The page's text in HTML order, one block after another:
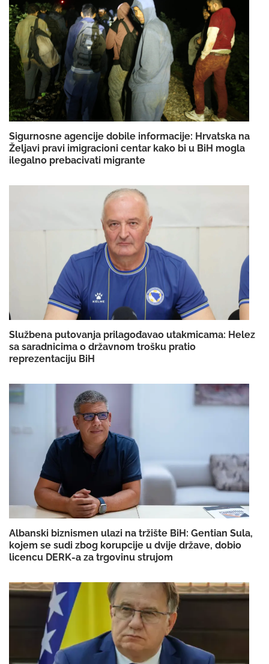
Sigurnosne agencije dobile informacije: Hrvatska na
Željavi pravi imigracioni centar kako bi u BiH mogla
ilegalno prebacivati migrante
Službena putovanja prilagođavao utakmicama: Helez
sa saradnicima o državnom trošku pratio
reprezentaciju BiH
Albanski biznismen ulazi na tržište BiH: Gentian Sula,
kojem se sudi zbog korupcije u dvije države, dobio
licencu DERK-a za trgovinu strujom